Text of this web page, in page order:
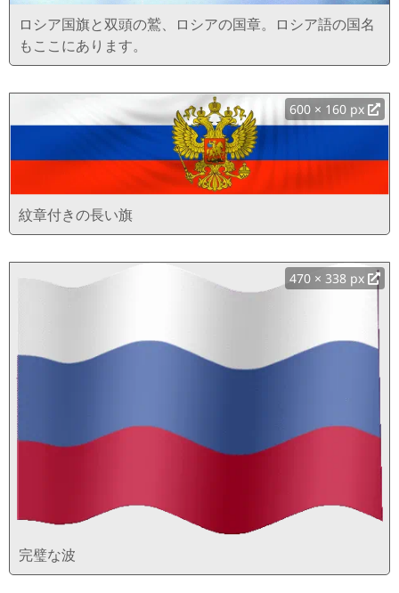
ロシア国旗と双頭の鷲、ロシアの国章。ロシア語の国名
もここにあります。
600 × 160 px
紋章付きの長い旗
470 × 338 px
完璧な波